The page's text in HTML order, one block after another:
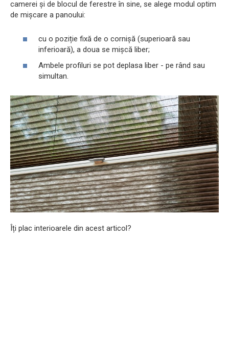
camerei și de blocul de ferestre în sine, se alege modul optim
de mișcare a panoului:
cu o poziție fixă ​​de o cornișă (superioară sau
inferioară), a doua se mișcă liber;
Ambele profiluri se pot deplasa liber - pe rând sau
simultan.
Îți plac interioarele din acest articol?